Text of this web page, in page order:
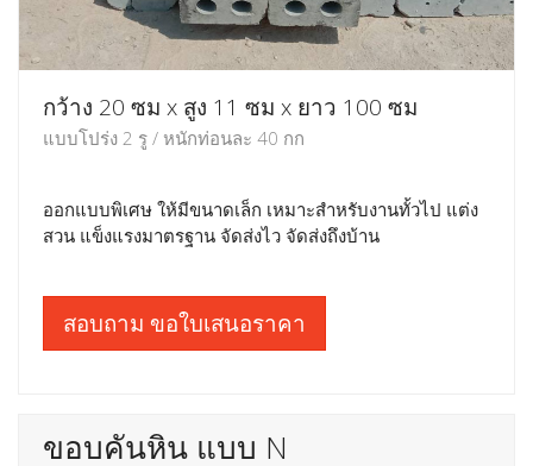
กว้าง 20 ซม x สูง 11 ซม x ยาว 100 ซม
แบบโปร่ง 2 รู / หนักท่อนละ 40 กก
ออกแบบพิเศษ ให้มีขนาดเล็ก เหมาะสำหรับงานทั้วไป แต่ง
สวน แข็งแรงมาตรฐาน จัดส่งไว จัดส่งถึงบ้าน
สอบถาม ขอใบเสนอราคา
ขอบคันหิน แบบ N